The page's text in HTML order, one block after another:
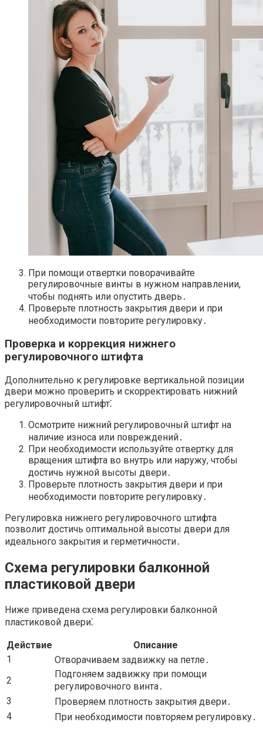
При помощи отвертки поворачивайте
регулировочные винты в нужном направлении,
чтобы поднять или опустить дверь․
Проверьте плотность закрытия двери и при
необходимости повторите регулировку․
Проверка и коррекция нижнего
регулировочного штифта
Дополнительно к регулировке вертикальной позиции
двери можно проверить и скорректировать нижний
регулировочный штифт⁚
Осмотрите нижний регулировочный штифт на
наличие износа или повреждений․
При необходимости используйте отвертку для
вращения штифта во внутрь или наружу, чтобы
достичь нужной высоты двери․
Проверьте плотность закрытия двери и при
необходимости повторите регулировку․
Регулировка нижнего регулировочного штифта
позволит достичь оптимальной высоты двери для
идеального закрытия и герметичности․
Схема регулировки балконной
пластиковой двери
Ниже приведена схема регулировки балконной
пластиковой двери⁚
Действие
Описание
1
Отворачиваем задвижку на петле․
2
Подгоняем задвижку при помощи
регулировочного винта․
3
Проверяем плотность закрытия двери․
4
При необходимости повторяем регулировку․